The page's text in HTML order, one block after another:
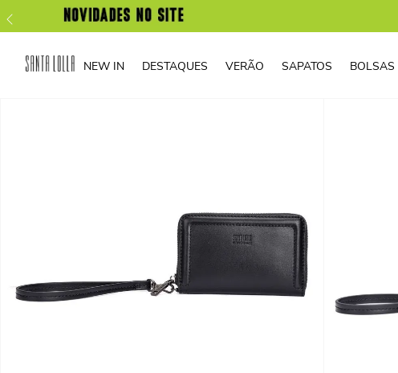
NEW IN DESTAQUES VERÃO SAPATOS BOLSAS